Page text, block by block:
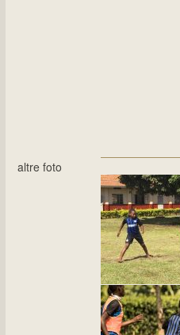
altre foto